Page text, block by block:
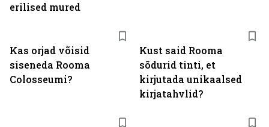
Kas orjad võisid
siseneda Rooma
Colosseumi?
Kust said Rooma
sõdurid tinti, et
kirjutada unikaalsed
kirjatahvlid?
erilised mured